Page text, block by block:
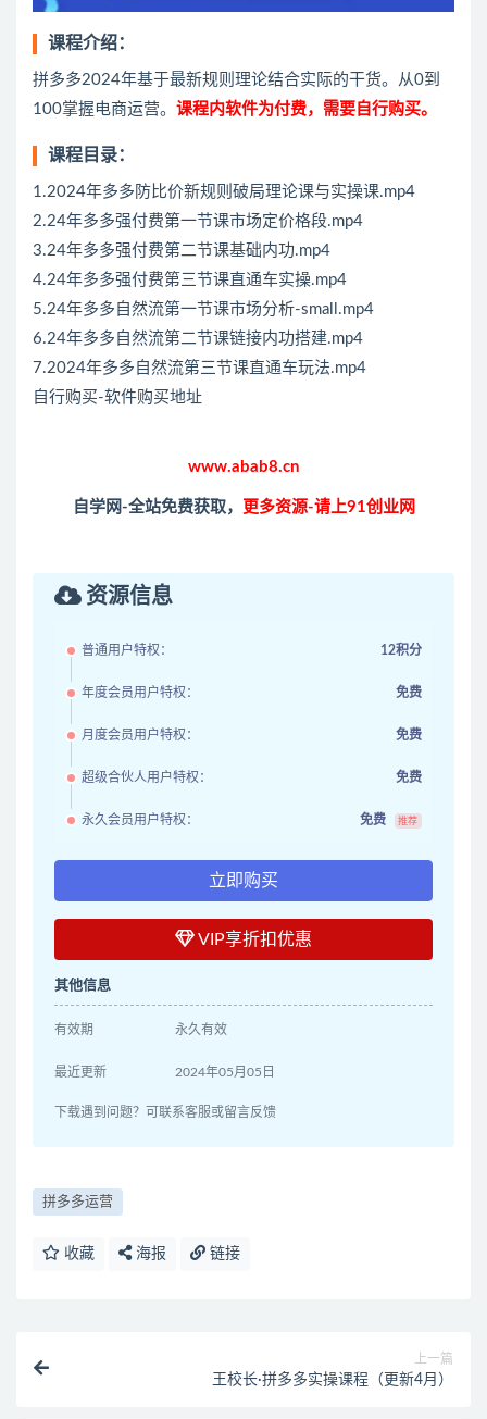
课程介绍：
拼多多2024年基于最新规则理论结合实际的干货。从0到
100掌握电商运营。 课程内软件为付费，需要自行购买。
课程目录：
1.2024年多多防比价新规则破局理论课与实操课.mp4
2.24年多多强付费第一节课市场定价格段.mp4
3.24年多多强付费第二节课基础内功.mp4
4.24年多多强付费第三节课直通车实操.mp4
5.24年多多自然流第一节课市场分析-small.mp4
6.24年多多自然流第二节课链接内功搭建.mp4
7.2024年多多自然流第三节课直通车玩法.mp4
自行购买-软件购买地址
www.abab8.cn
自学网-全站免费获取， 更多资源-请上91创业网
资源信息
普通用户特权： 12积分
年度会员用户特权： 免费
月度会员用户特权： 免费
超级合伙人用户特权： 免费
永久会员用户特权： 免费 推荐
立即购买
VIP享折扣优惠
其他信息
有效期 永久有效
最近更新 2024年05月05日
下载遇到问题？可联系客服或留言反馈
拼多多运营
收藏 海报 链接
上一篇
王校长·拼多多实操课程（更新4月）